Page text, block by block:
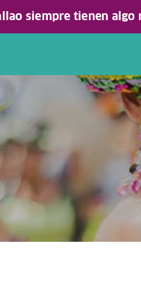
siempre tienen algo